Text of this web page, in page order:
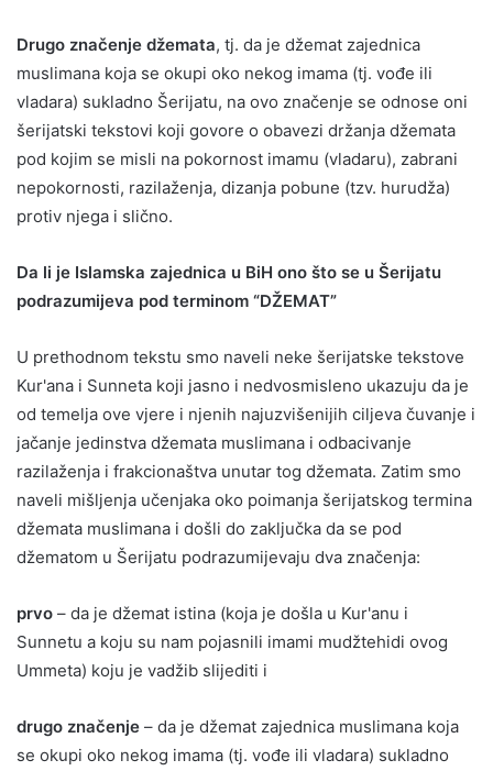
Drugo značenje džemata, tj. da je džemat zajednica
muslimana koja se okupi oko nekog imama (tj. vođe ili
vladara) sukladno Šerijatu, na ovo značenje se odnose oni
šerijatski tekstovi koji govore o obavezi držanja džemata
pod kojim se misli na pokornost imamu (vladaru), zabrani
nepokornosti, razilaženja, dizanja pobune (tzv. hurudža)
protiv njega i slično.
Da li je Islamska zajednica u BiH ono što se u Šerijatu
podrazumijeva pod terminom “DŽEMAT”
U prethodnom tekstu smo naveli neke šerijatske tekstove
Kur'ana i Sunneta koji jasno i nedvosmisleno ukazuju da je
od temelja ove vjere i njenih najuzvišenijih ciljeva čuvanje i
jačanje jedinstva džemata muslimana i odbacivanje
razilaženja i frakcionaštva unutar tog džemata. Zatim smo
naveli mišljenja učenjaka oko poimanja šerijatskog termina
džemata muslimana i došli do zaključka da se pod
džematom u Šerijatu podrazumijevaju dva značenja:
prvo – da je džemat istina (koja je došla u Kur'anu i
Sunnetu a koju su nam pojasnili imami mudžtehidi ovog
Ummeta) koju je vadžib slijediti i
drugo značenje – da je džemat zajednica muslimana koja
se okupi oko nekog imama (tj. vođe ili vladara) sukladno